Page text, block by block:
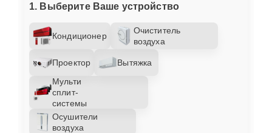
1. Выберите Ваше устройство
Кондиционер
Очиститель
воздуха
Проектор
Вытяжка
Мульти
сплит-
системы
Осушители
воздуха